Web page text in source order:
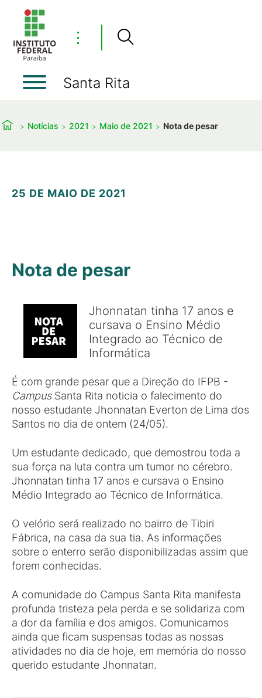
⋮
Santa Rita
Notícias 2021 Maio de 2021 Nota de pesar
25 DE MAIO DE 2021
Nota de pesar
Jhonnatan tinha 17 anos e
cursava o Ensino Médio
Integrado ao Técnico de
Informática
É com grande pesar que a Direção do IFPB -
CampusSanta Rita noticia o falecimento do
nosso estudante Jhonnatan Everton de Lima dos
Santos no dia de ontem (24/05).
Um estudante dedicado, que demostrou toda a
sua força na luta contra um tumor no cérebro.
Jhonnatan tinha 17 anos e cursava o Ensino
Médio Integrado ao Técnico de Informática.
O velório será realizado no bairro de Tibiri
Fábrica, na casa da sua tia. As informações
sobre o enterro serão disponibilizadas assim que
forem conhecidas.
A comunidade do Campus Santa Rita manifesta
profunda tristeza pela perda e se solidariza com
a dor da família e dos amigos. Comunicamos
ainda que ficam suspensas todas as nossas
atividades no dia de hoje, em memória do nosso
querido estudante Jhonnatan.